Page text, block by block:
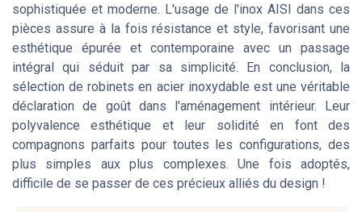
sophistiquée et moderne. L'usage de l'inox AISI dans ces
pièces assure à la fois résistance et style, favorisant une
esthétique épurée et contemporaine avec un passage
intégral qui séduit par sa simplicité. En conclusion, la
sélection de robinets en acier inoxydable est une véritable
déclaration de goût dans l'aménagement intérieur. Leur
polyvalence esthétique et leur solidité en font des
compagnons parfaits pour toutes les configurations, des
plus simples aux plus complexes. Une fois adoptés,
difficile de se passer de ces précieux alliés du design !